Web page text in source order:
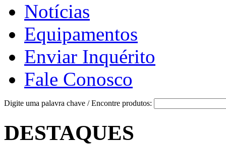
Notícias
Equipamentos
Enviar Inquérito
Fale Conosco
Digite uma palavra chave / Encontre produtos:
DESTAQUES